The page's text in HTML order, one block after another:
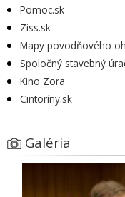
Pomoc.sk
Ziss.sk
Mapy povodňového
Spoločný stavebný
Kino Zora
Cintoríny.sk
Galéria